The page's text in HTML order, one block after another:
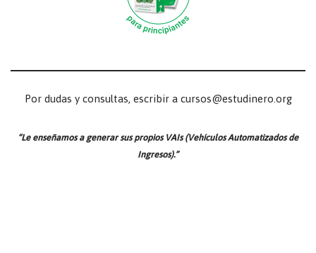
Por dudas y consultas, escribir a cursos@estudinero.org
“Le enseñamos a generar sus propios VAIs (Vehículos Automatizados de
Ingresos).”